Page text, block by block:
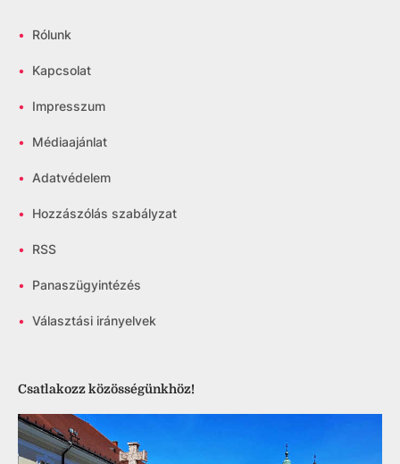
• Rólunk
• Kapcsolat
• Impresszum
• Médiaajánlat
• Adatvédelem
• Hozzászólás szabályzat
• RSS
• Panaszügyintézés
• Választási irányelvek
Csatlakozz közösségünkhöz!